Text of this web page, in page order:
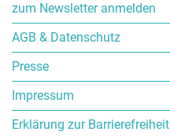
zum Newsletter anmelden
AGB & Datenschutz
Presse
Impressum
Erklärung zur Barrierefreiheit